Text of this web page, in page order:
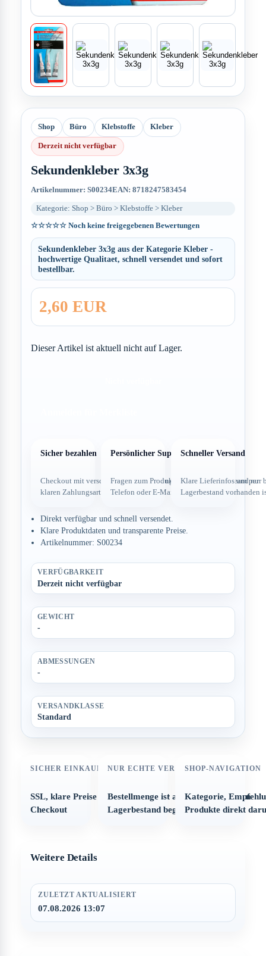
Shop Büro Klebstoffe Kleber
Derzeit nicht verfügbar
Sekundenkleber 3x3g
Artikelnummer: S00234EAN: 8718247583454
Kategorie: Shop > Büro > Klebstoffe > Kleber
☆☆☆☆☆Noch keine freigegebenen Bewertungen
Sekundenkleber 3x3g aus der Kategorie Kleber -
hochwertige Qualitaet, schnell versendet und sofort
bestellbar.
2,60 EUR
Dieser Artikel ist aktuell nicht auf Lager.
Sicher bezahlen
Checkout mit verschlüsselter Verbindung und
klaren Zahlungsarten.
Persönlicher Support
Fragen zum Produkt direkt über dein Team per
Telefon oder E-Mail.
Schneller Versand
Klare Lieferinfos und nur
Lagerbestand vorhanden
Direkt verfügbar und schnell versendet.
Klare Produktdaten und transparente Preise.
Artikelnummer: S00234
VERFÜGBARKEIT
Derzeit nicht verfügbar
GEWICHT
-
ABMESSUNGEN
-
VERSANDKLASSE
Standard
SICHER EINKAUFEN
SSL, klare Preise und strukturierter
Checkout
NUR ECHTE VERFÜGBARKEIT
Bestellmenge ist automatisch auf den
Lagerbestand begrenzt
SHOP-NAVIGATION
Kategorie,
Produkte direkt
Weitere Details
ZULETZT AKTUALISIERT
07.08.2026 13:07